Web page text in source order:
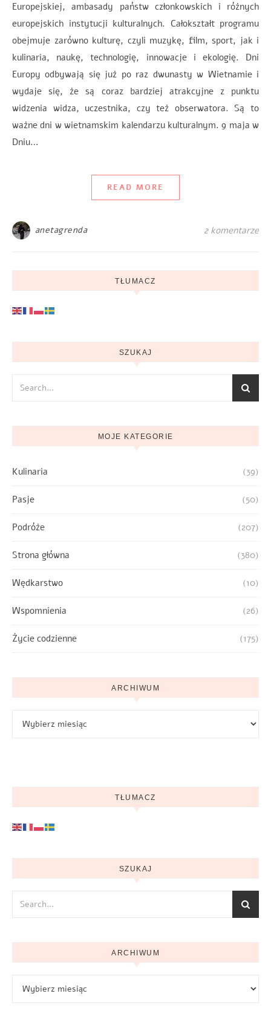
Europejskiej, ambasady państw członkowskich i różnych
europejskich instytucji kulturalnych. Całokształt programu
obejmuje zarówno kulturę, czyli muzykę, film, sport, jak i
kulinaria, naukę, technologię, innowacje i ekologię. Dni
Europy odbywają się już po raz dwunasty w Wietnamie i
wydaje się, że są coraz bardziej atrakcyjne z punktu
widzenia widza, uczestnika, czy też obserwatora. Są to
ważne dni w wietnamskim kalendarzu kulturalnym. 9 maja w
Dniu…
READ MORE
anetagrenda 2 komentarze
TŁUMACZ
SZUKAJ
MOJE KATEGORIE
Kulinaria (39)
Pasje (50)
Podróże (207)
Strona główna (380)
Wędkarstwo (10)
Wspomnienia (26)
Życie codzienne (175)
ARCHIWUM
TŁUMACZ
SZUKAJ
ARCHIWUM